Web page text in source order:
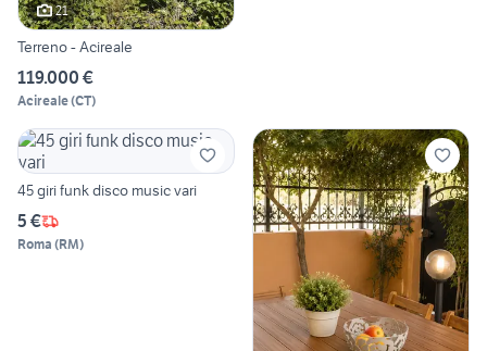
21
Terreno - Acireale
119.000 €
Acireale(CT)
45 giri funk disco music vari
5 €
Roma (RM)